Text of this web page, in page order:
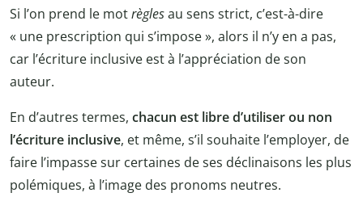
Si l’on prend le motrèglesau sens strict, c’est-à-dire
« une prescription qui s’impose », alors il n’y en a pas,
car l’écriture inclusive est à l’appréciation de son
auteur.
En d’autres termes, chacun est libre d’utiliser ou non
l’écriture inclusive, et même, s’il souhaite l’employer, de
faire l’impasse sur certaines de ses déclinaisons les plus
polémiques, à l’image des pronoms neutres.